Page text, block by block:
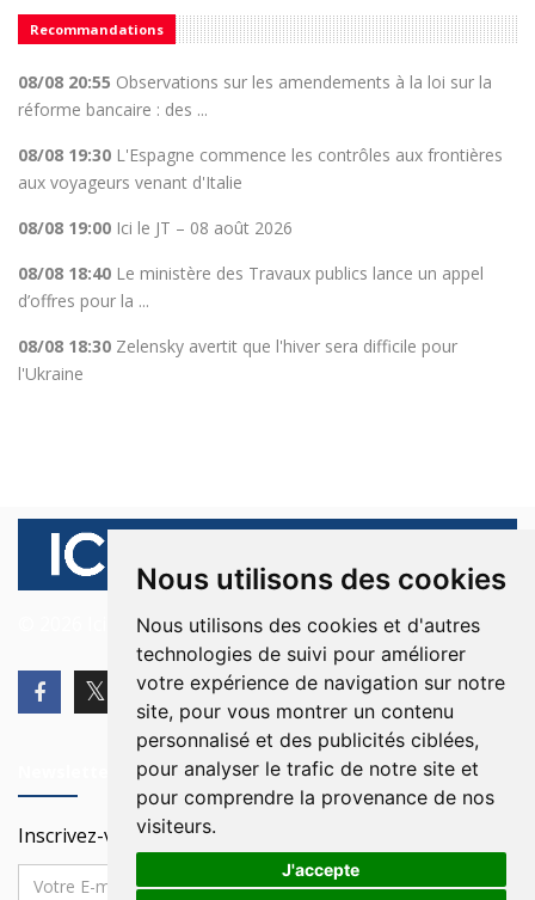
Nous utilisons des cookies
Nous utilisons des cookies et d'autres
technologies de suivi pour améliorer
votre expérience de navigation sur notre
site, pour vous montrer un contenu
personnalisé et des publicités ciblées,
pour analyser le trafic de notre site et
pour comprendre la provenance de nos
visiteurs.
J'accepte
Recommandations
08/08 20:55 Observations sur les amendements à la loi sur la
réforme bancaire : des ...
08/08 19:30 L'Espagne commence les contrôles aux frontières
aux voyageurs venant d'Italie
08/08 19:00 Ici le JT – 08 août 2026
08/08 18:40 Le ministère des Travaux publics lance un appel
d’offres pour la ...
08/08 18:30 Zelensky avertit que l'hiver sera difficile pour
l'Ukraine
© 2026 Ici Beyrouth. Tous les droits sont réservés.
Inscrivez-vous à notre Newsletter